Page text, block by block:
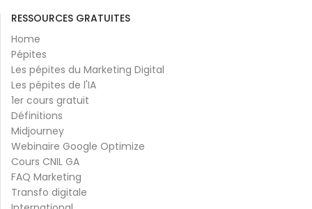
RESSOURCES GRATUITES
Home
Pépites
Les pépites du Marketing Digital
Les pépites de l'IA
1er cours gratuit
Définitions
Midjourney
Webinaire Google Optimize
Cours CNIL GA
FAQ Marketing
Transfo digitale